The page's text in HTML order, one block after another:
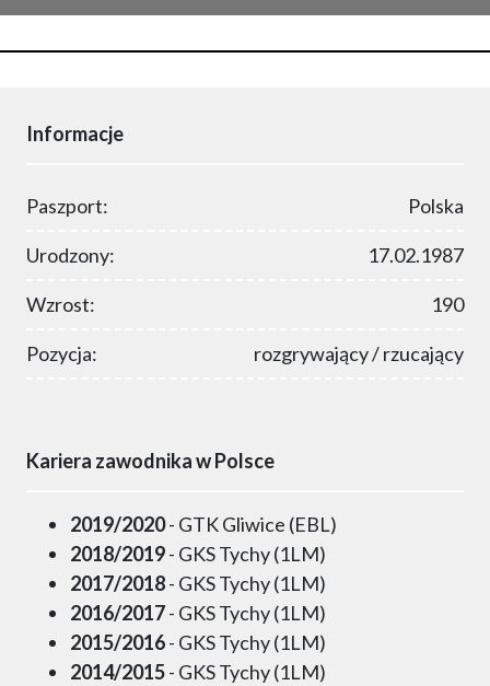
Informacje
Paszport: Polska
Urodzony: 17.02.1987
Wzrost: 190
Pozycja: rozgrywający / rzucający
Kariera zawodnika w Polsce
2019/2020- GTK Gliwice (EBL)
2018/2019- GKS Tychy (1LM)
2017/2018- GKS Tychy (1LM)
2016/2017- GKS Tychy (1LM)
2015/2016- GKS Tychy (1LM)
2014/2015- GKS Tychy (1LM)